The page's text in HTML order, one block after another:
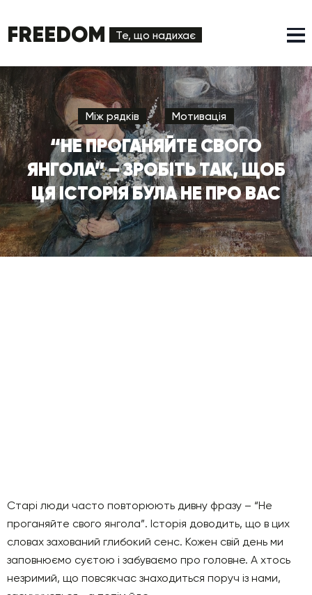
FREEDOM Те, що надихає
Між рядків Мотивація
“НЕ ПРОГАНЯЙТЕ СВОГО
ЯНГОЛА” – ЗРОБІТЬ ТАК, ЩОБ
ЦЯ ІСТОРІЯ БУЛА НЕ ПРО ВАС
Старі люди часто повторюють дивну фразу – “Не
проганяйте свого янгола”. Історія доводить, що в цих
словах захований глибокий сенс. Кожен свій день ми
заповнюємо суєтою і забуваємо про головне. А хтось
незримий, що повсякчас знаходиться поруч із нами,